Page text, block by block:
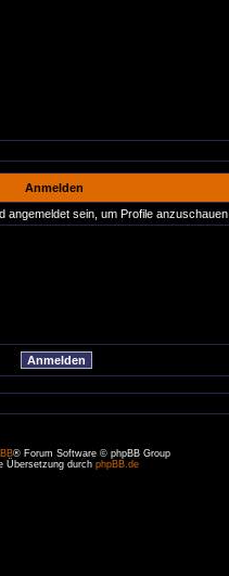
Anmelden
angemeldet sein, um Profile anzuschauen.
® Forum Software © phpBB Group
Übersetzung durch phpBB.de